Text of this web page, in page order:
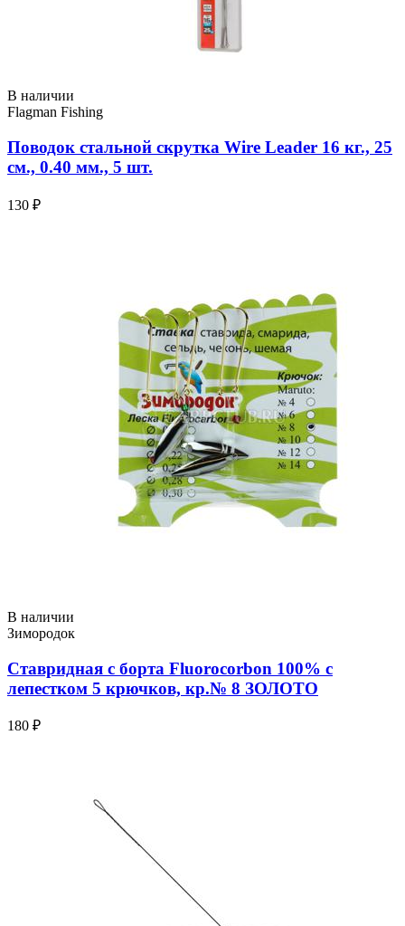
В наличии
Flagman Fishing
Поводок стальной скрутка Wire Leader 16 кг., 25
см., 0.40 мм., 5 шт.
130 ₽
В наличии
Зимородок
Ставридная с борта Fluorocorbon 100% с
лепестком 5 крючков, кр.№ 8 ЗОЛОТО
180 ₽